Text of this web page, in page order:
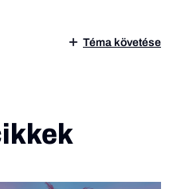
Téma követése